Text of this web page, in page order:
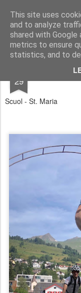
This site uses
and to analyze
shared with
metrics to ensure
statistics, and to
KNOERDBLOG
29
Scuol - St. Maria